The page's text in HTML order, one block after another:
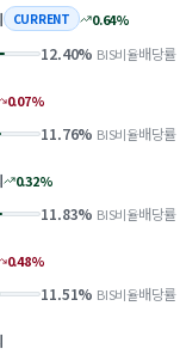
CURRENT 0.64%
12.40% BIS비율배당률
0.07%
11.76% BIS비율배당률
0.32%
11.83% BIS비율배당률
0.48%
11.51% BIS비율배당률